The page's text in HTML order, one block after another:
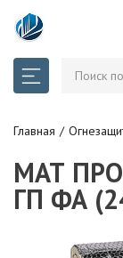
Главная
МАТ
ГП ФА